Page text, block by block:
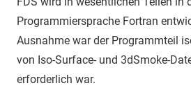
Programmiersprache Fortran
Ausnahme war der Programmteil
von Iso-Surface- und 3dSmoke-
erforderlich war.